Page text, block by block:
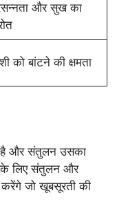
और सुख का
को बांटने की क्षमता
है और संतुलन उसका
लिए संतुलन और
जो खूबसूरती की